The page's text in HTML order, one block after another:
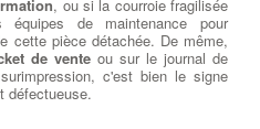
, ou si la courroie fragilisée
de maintenance pour
cette pièce détachée. De même,
de vente ou sur le journal de
c'est bien le signe
défectueuse.